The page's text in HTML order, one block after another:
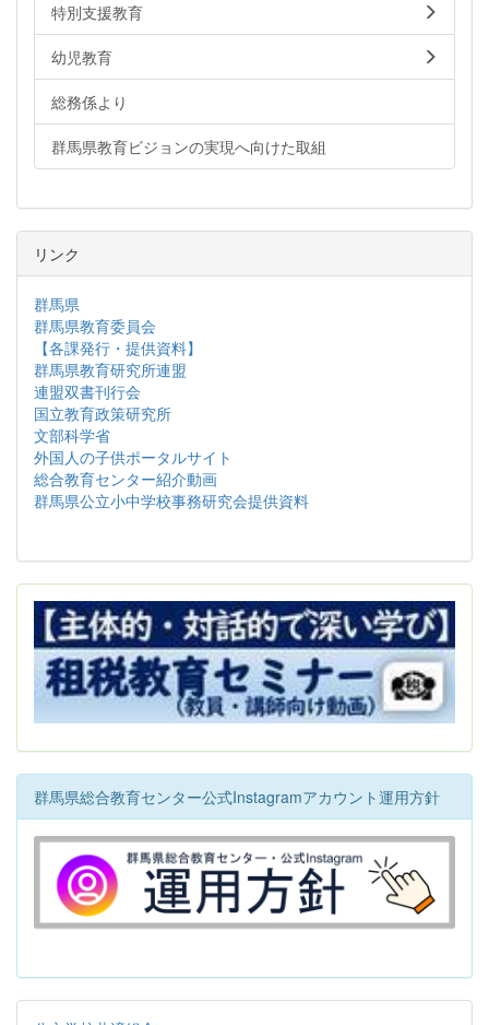
特別支援教育
幼児教育
総務係より
群馬県教育ビジョンの実現へ向けた取組
リンク
群馬県
群馬県教育委員会
【各課発行・提供資料】
群馬県教育研究所連盟
連盟双書刊行会
国立教育政策研究所
文部科学省
外国人の子供ポータルサイト
総合教育センター紹介動画
群馬県公立小中学校事務研究会提供資料
群馬県総合教育センター公式Instagramアカウント運用方針